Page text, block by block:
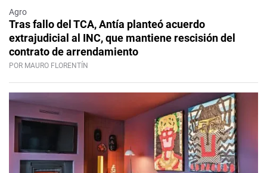
Agro
Tras fallo del TCA, Antía planteó acuerdo
extrajudicial al INC, que mantiene rescisión del
contrato de arrendamiento
POR MAURO FLORENTÍN